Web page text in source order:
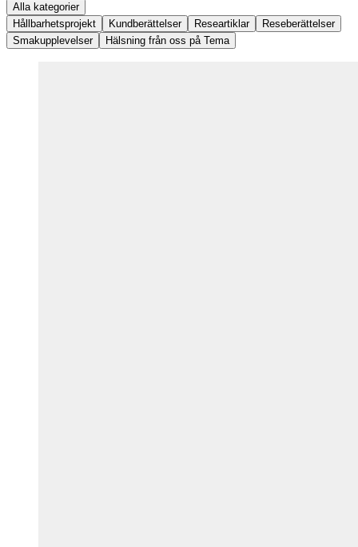
Alla kategorier
Hållbarhetsprojekt
Kundberättelser Researtiklar
Reseberättelser
Smakupplevelser
Hälsning från oss på Tema